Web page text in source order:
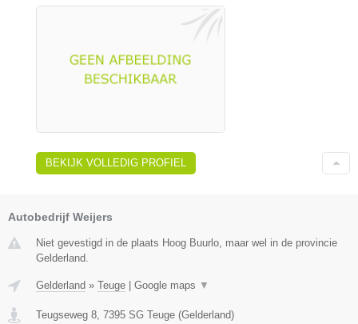
BEKIJK VOLLEDIG PROFIEL
Autobedrijf Weijers
Niet gevestigd in de plaats Hoog Buurlo, maar wel in de provincie
Gelderland.
Gelderland » Teuge Google maps ▼
Teugseweg 8, 7395 SG Teuge (Gelderland)